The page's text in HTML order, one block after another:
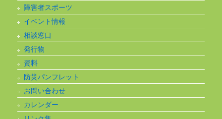
障害者スポーツ
イベント情報
相談窓口
発行物
資料
防災パンフレット
お問い合わせ
カレンダー